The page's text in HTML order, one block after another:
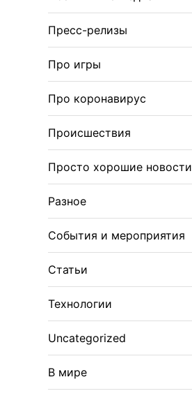
Пресс-релизы
Про игры
Про коронавирус
Происшествия
Просто хорошие новости
Разное
События и мероприятия
Статьи
Технологии
Uncategorized
В мире